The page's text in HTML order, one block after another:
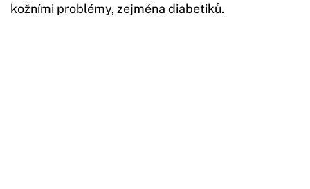
kožními problémy, zejména diabetiků.